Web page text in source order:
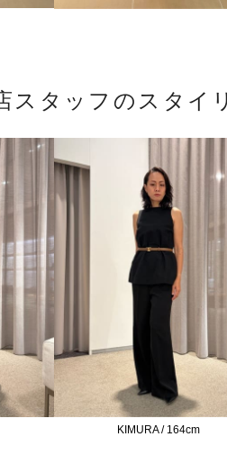
スタッフのスタイ
KIMURA / 164cm